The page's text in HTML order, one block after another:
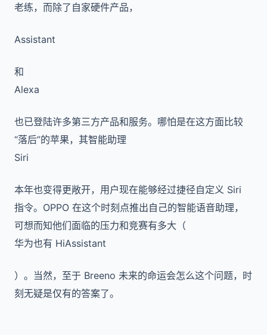
老练，而除了自家硬件产品，
Assistant
和
Alexa
也已登陆许多第三方产品和服务。哪怕是在这方面比较
“落后”的苹果，其智能助理
Siri
本年也变得更敞开，用户现在能够经过捷径自定义 Siri
指令。OPPO 在这个时刻点推出自己的智能语音助理，
可想而知他们面临的压力和竞赛有多大（
华为也有 HiAssistant
）。当然，至于 Breeno 未来的命运会怎么这个问题，时
刻无疑是仅有的答案了。